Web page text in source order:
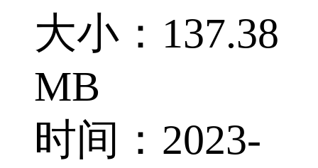
大小：137.38
MB
时间：2023-